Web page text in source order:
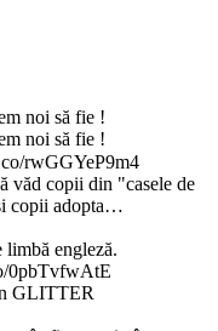
noi să fie !
noi să fie !
rwGGYeP9m4
văd copii din "casele de
copii adopta…
engleză.
0pbTvfwAtE
GLITTER